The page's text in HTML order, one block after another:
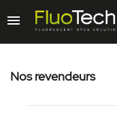
Nos revendeurs